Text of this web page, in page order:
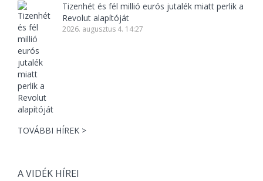
Tizenhét és fél millió eurós jutalék miatt perlik a
Revolut alapítóját
2026. augusztus 4. 14:27
TOVÁBBI HÍREK >
A VIDÉK HÍREI